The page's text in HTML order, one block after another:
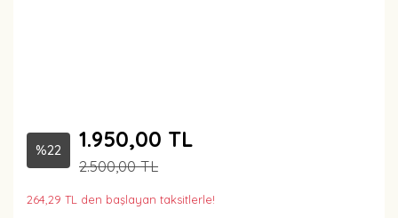
%22 1.950,00 TL
2.500,00 TL
264,29 TL den başlayan taksitlerle!